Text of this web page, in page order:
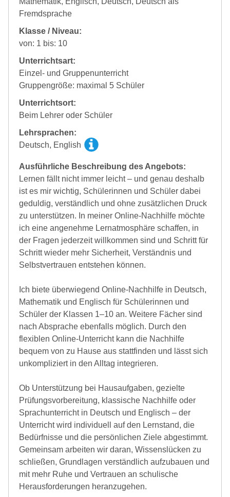
Fremdsprache
Klasse / Niveau:
von: 1 bis: 10
Unterrichtsart:
Einzel- und Gruppenunterricht
Gruppengröße: maximal 5 Schüler
Unterrichtsort:
Beim Lehrer oder Schüler
Lehrsprachen:
Deutsch, English
Ausführliche Beschreibung des Angebots:
Lernen fällt nicht immer leicht – und genau deshalb
ist es mir wichtig, Schülerinnen und Schüler dabei
geduldig, verständlich und ohne zusätzlichen Druck
zu unterstützen. In meiner Online-Nachhilfe möchte
ich eine angenehme Lernatmosphäre schaffen, in
der Fragen jederzeit willkommen sind und Schritt für
Schritt wieder mehr Sicherheit, Verständnis und
Selbstvertrauen entstehen können.
Ich biete überwiegend Online-Nachhilfe in Deutsch,
Mathematik und Englisch für Schülerinnen und
Schüler der Klassen 1–10 an. Weitere Fächer sind
nach Absprache ebenfalls möglich. Durch den
flexiblen Online-Unterricht kann die Nachhilfe
bequem von zu Hause aus stattfinden und lässt sich
unkompliziert in den Alltag integrieren.
Ob Unterstützung bei Hausaufgaben, gezielte
Prüfungsvorbereitung, klassische Nachhilfe oder
Sprachunterricht in Deutsch und Englisch – der
Unterricht wird individuell auf den Lernstand, die
Bedürfnisse und die persönlichen Ziele abgestimmt.
Gemeinsam arbeiten wir daran, Wissenslücken zu
schließen, Grundlagen verständlich aufzubauen und
mit mehr Ruhe und Vertrauen an schulische
Herausforderungen heranzugehen.